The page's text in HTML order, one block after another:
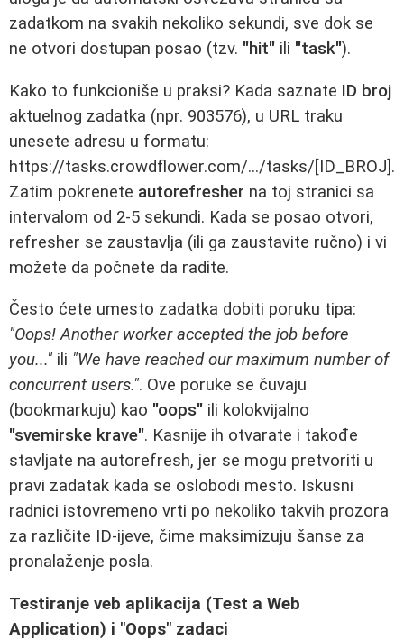
zadatkom na svakih nekoliko sekundi, sve dok se
ne otvori dostupan posao (tzv. "hit" ili "task").
Kako to funkcioniše u praksi? Kada saznate ID broj
aktuelnog zadatka (npr. 903576), u URL traku
unesete adresu u formatu:
https://tasks.crowdflower.com/.../tasks/[ID_BROJ].
Zatim pokrenete autorefresher na toj stranici sa
intervalom od 2-5 sekundi. Kada se posao otvori,
refresher se zaustavlja (ili ga zaustavite ručno) i vi
možete da počnete da radite.
Često ćete umesto zadatka dobiti poruku tipa:
"Oops! Another worker accepted the job before
you..." ili "We have reached our maximum number of
concurrent users.". Ove poruke se čuvaju
(bookmarkuju) kao "oops" ili kolokvijalno
"svemirske krave". Kasnije ih otvarate i takođe
stavljate na autorefresh, jer se mogu pretvoriti u
pravi zadatak kada se oslobodi mesto. Iskusni
radnici istovremeno vrti po nekoliko takvih prozora
za različite ID-ijeve, čime maksimizuju šanse za
pronalaženje posla.
Testiranje veb aplikacija (Test a Web
Application) i "Oops" zadaci